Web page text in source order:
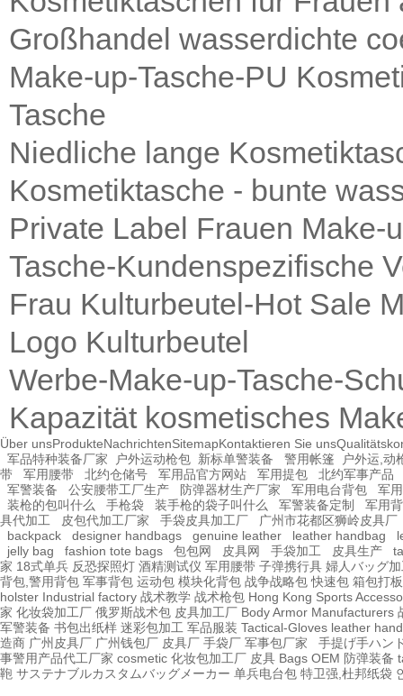
Großhandel wasserdichte
Make-up-Tasche-PU
Tasche
Niedliche lange
Kosmetiktasche - bunte
Private Label Frauen Make-
Tasche-Kundenspezifische
Frau Kulturbeutel-Hot Sale
Logo Kulturbeutel
Werbe-Make-up-Tasche-
Kapazität kosmetisches
Über unsProdukteNachrichtenSitemapKontaktieren Sie uns
军品特种装备厂家
户外运动枪包 新标单警装备 警用帐篷
户外运,动
带
军用腰带 北约仓储号 军用品官方网站 军用提包
北约军事产品
军警装备
公安腰带工厂生产 防弹器材生产厂家 军用电台背包
军
装枪的包叫什么
手枪袋 装手枪的袋子叫什么 军警装备定制
军用
具代加工
皮包代加工厂家 手袋皮具加工厂
广州市花都区狮岭皮具厂
backpack
designer handbags genuine leather leather handbag
jelly bag
fashion tote bags 包包网 皮具网 手袋加工 皮具生产
家 18式单兵 反恐探照灯 酒精测试仪 军用腰带 子弹携行具 婦人バッグ
背包,警用背包 军事背包 运动包 模块化背包 战争战略包 快速包 箱包打板
holster Industrial factory 战术教学 战术枪包 Hong Kong Sports
家 化妆袋加工厂 俄罗斯战术包 皮具加工厂 Body Armor Manufacturers
军警装备 书包出纸样 迷彩包加工 军品服装 Tactical-Gloves leather
造商 广州皮具厂 广州钱包厂 皮具厂 手袋厂 军事包厂家
手提げ手ハン
事警用产品代工厂家 cosmetic 化妆包加工厂 皮具 Bags OEM 防弹装备
鞄 サステナブルカスタムバッグメーカー 单兵电台包 特卫强,杜邦纸袋